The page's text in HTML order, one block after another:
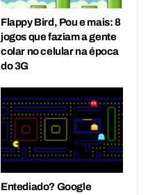
Flappy Bird, Pou e mais: 8
jogos que faziam a gente
colar no celular na época
do 3G
Entediado? Google